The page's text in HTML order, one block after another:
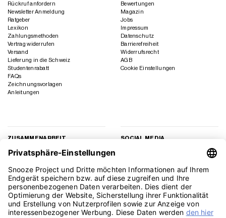
Rückruf anfordern
Newsletter Anmeldung
Ratgeber
Lexikon
Zahlungsmethoden
Vertrag widerrufen
Versand
Lieferung in die Schweiz
Studentenrabatt
FAQs
Zeichnungsvorlagen
Anleitungen
Bewertungen
Magazin
Jobs
Impressum
Datenschutz
Barrierefreiheit
Widerrufsrecht
AGB
Cookie Einstellungen
ZUSAMMENARBEIT
Geschäftskunden
Presse
Affiliate Marketing
SOCIAL MEDIA
TikTok
YouTube
Pinterest
LinkedIn